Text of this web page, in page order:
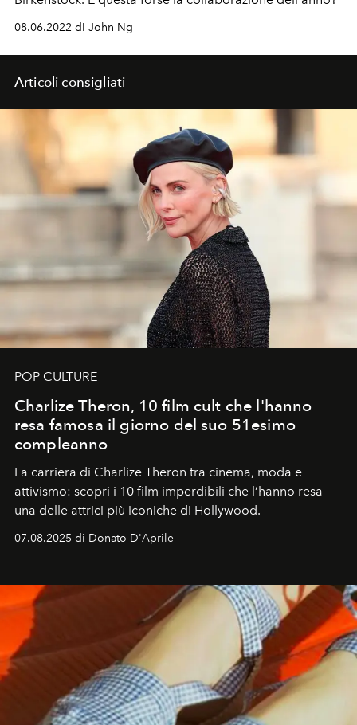
08.06.2022 di John Ng
Articoli consigliati
POP CULTURE
Charlize Theron, 10 film cult che l'hanno
resa famosa il giorno del suo 51esimo
compleanno
La carriera di Charlize Theron tra cinema, moda e
attivismo: scopri i 10 film imperdibili che l’hanno resa
una delle attrici più iconiche di Hollywood.
07.08.2025 di Donato D'Aprile